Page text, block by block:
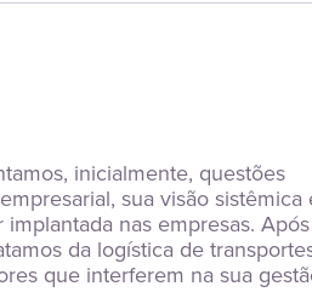
inicialmente, questões
sua visão sistêmica
nas empresas. Após
da logística de
que interferem na sua